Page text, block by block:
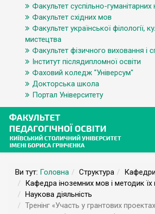
Факультет суспільно-гуманітарних
Факультет східних мов
Факультет української філології,
мистецтва
Факультет фізичного виховання і
Інститут післядипломної освіти
Фаховий коледж "Універсум"
Докторська школа
Портал Університету
Ви тут: Головна Структура
Кафедра іноземних мов і методик їх
Наукова діяльність
Тренінг «Участь у грантових